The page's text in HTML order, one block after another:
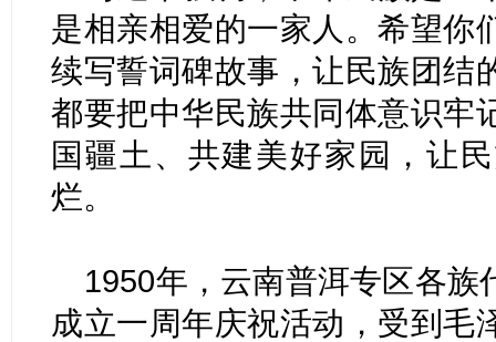
是相亲相爱的一家人。希望你
续写誓词碑故事，让民族团结
都要把中华民族共同体意识牢
国疆土、共建美好家园，让
烂。
1950年，云南普洱专区各
成立一周年庆祝活动，受到毛